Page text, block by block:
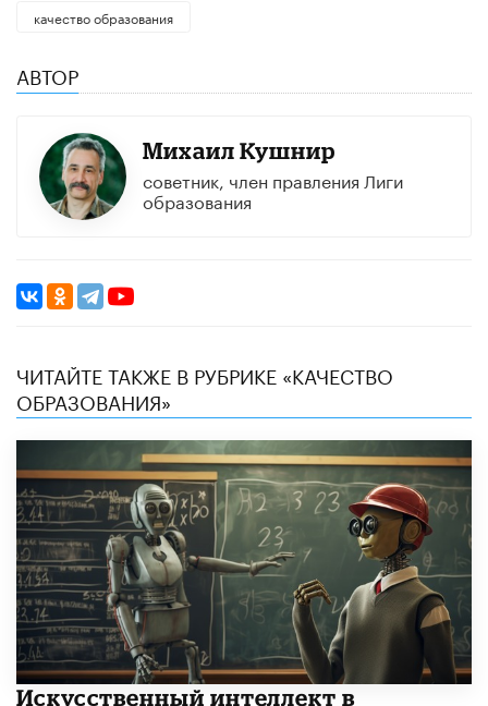
качество образования
АВТОР
Михаил Кушнир
советник, член правления Лиги
образования
ЧИТАЙТЕ ТАКЖЕ В РУБРИКЕ «КАЧЕСТВО
ОБРАЗОВАНИЯ»
​Искусственный интеллект в